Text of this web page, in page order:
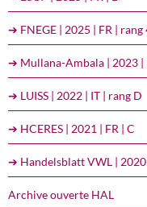
➔ FNEGE | 2025 | FR | rang
➔ Mullana-Ambala | 2023 |
➔ LUISS | 2022 | IT | rang D
➔ HCERES | 2021 | FR | C
➔ Handelsblatt VWL | 2020
Archive ouverte HAL